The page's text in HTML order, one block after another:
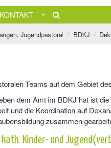
KONTAKT
Jugendpastoral BDKJ
Teams auf dem Gebiet
dem Amt im BDKJ hat ist
und die Koordination auf
zusammen
Kinder- und